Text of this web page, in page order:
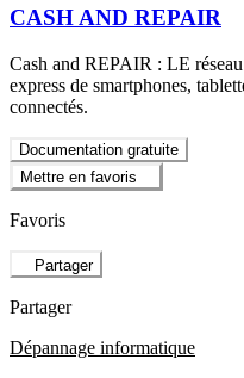
CASH AND REPAIR
Cash and REPAIR : LE
express de smartphones,
connectés.
Documentation gratuite
Mettre en favoris
Favoris
Partager
Partager
Dépannage informatique